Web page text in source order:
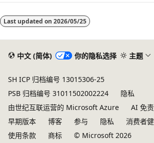
Last updated on 2026/05/25
中文 (简体) 你的隐私选择 主题
SH ICP 归档编号 13015306-25
PSB 归档编号 31011502002224
隐私
由世纪互联运营的 Microsoft Azure
AI 免
早期版本
博客 参与 隐私
消费者
使用条款
商标 © Microsoft 2026